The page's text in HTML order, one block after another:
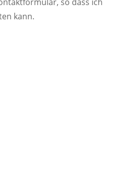
so dass ich
kann.